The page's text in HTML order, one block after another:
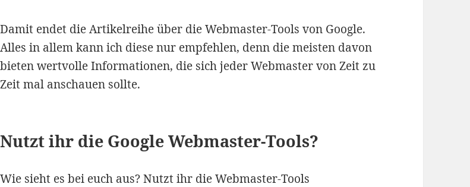
Damit endet die Artikelreihe über die Webmaster-Tools von Google.
Alles in allem kann ich diese nur empfehlen, denn die meisten davon
bieten wertvolle Informationen, die sich jeder Webmaster von Zeit zu
Zeit mal anschauen sollte.
Nutzt ihr die Google Webmaster-Tools?
Wie sieht es bei euch aus? Nutzt ihr die Webmaster-Tools